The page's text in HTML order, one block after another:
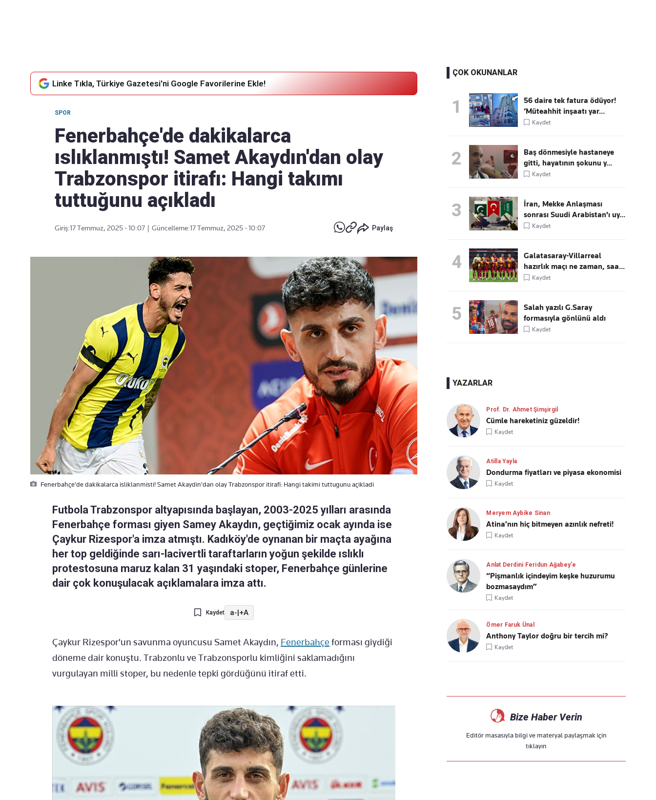
Linke Tıkla, Türkiye Gazetesi'ni Google Favorilerine Ekle!
SPOR
Fenerbahçe'de dakikalarca
ıslıklanmıştı! Samet Akaydın'dan olay
Trabzonspor itirafı: Hangi takımı
tuttuğunu açıkladı
Giriş:17 Temmuz, 2025 - 10:07 Güncelleme:17 Temmuz, 2025 - 10:07 Paylaş
Fenerbahçe'de dakikalarca isliklanmisti! Samet Akaydin'dan olay Trabzonspor itirafi: Hangi takimi tuttugunu açikladi
Futbola Trabzonspor altyapısında başlayan, 2003-2025 yılları arasında
Fenerbahçe forması giyen Samey Akaydın, geçtiğimiz ocak ayında ise
Çaykur Rizespor'a imza atmıştı. Kadıköy'de oynanan bir maçta ayağına
her top geldiğinde sarı-lacivertli taraftarların yoğun şekilde ıslıklı
protestosuna maruz kalan 31 yaşındaki stoper, Fenerbahçe günlerine
dair çok konuşulacak açıklamalara imza attı.
Kaydet a-|+A
Çaykur Rizespor'un savunma oyuncusu Samet Akaydın, Fenerbahçe forması giydiği
döneme dair konuştu. Trabzonlu ve Trabzonsporlu kimliğini saklamadığını
vurgulayan milli stoper, bu nedenle tepki gördüğünü itiraf etti.
ÇOK OKUNANLAR
1
56 daire tek fatura ödüyor!
‘Müteahhit inşaatı yar...
Kaydet
2
Baş dönmesiyle hastaneye
gitti, hayatının şokunu y...
Kaydet
3
İran, Mekke Anlaşması
sonrası Suudi Arabistan'ı uy...
Kaydet
4
Galatasaray-Villarreal
hazırlık maçı ne zaman, saa...
Kaydet
5
Salah yazılı G.Saray
formasıyla gönlünü aldı
Kaydet
YAZARLAR
Prof. Dr. Ahmet Şimşirgil
Cümle hareketiniz güzeldir!
Kaydet
Atilla Yayla
Dondurma fiyatları ve piyasa ekonomisi
Kaydet
Meryem Aybike Sinan
Atina’nın hiç bitmeyen azınlık nefreti!
Kaydet
Anlat Derdini Feridun Ağabey'e
“Pişmanlık içindeyim keşke huzurumu
bozmasaydım”
Kaydet
Ömer Faruk Ünal
Anthony Taylor doğru bir tercih mi?
Kaydet
Bize Haber Verin
Editör masasıyla bilgi ve materyal paylaşmak için
tıklayın